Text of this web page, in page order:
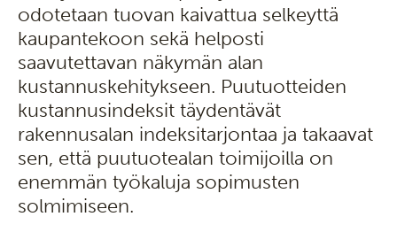
odotetaan tuovan kaivattua selkeyttä
kaupantekoon sekä helposti
saavutettavan näkymän alan
kustannuskehitykseen. Puutuotteiden
kustannusindeksit täydentävät
rakennusalan indeksitarjontaa ja takaavat
sen, että puutuotealan toimijoilla on
enemmän työkaluja sopimusten
solmimiseen.